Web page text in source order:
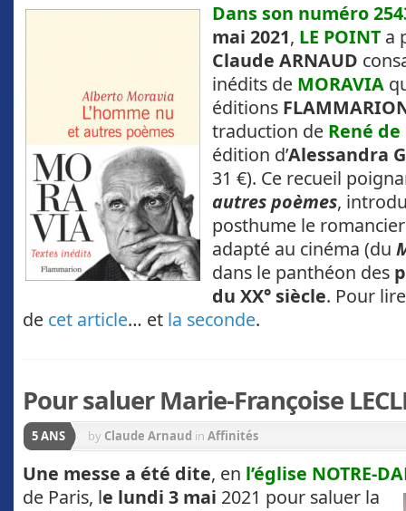
Dans son numéro
mai 2021, LE POINT a
Claude ARNAUD
inédits de MORAVIA
éditions
traduction de René de
édition d’Alessandra
31 €). Ce recueil
autres poèmes,
posthume le
adapté au cinéma (du
dans le panthéon des
du XX° siècle. Pour
de cet article… et la seconde.
Pour saluer Marie-Françoise
5 ANS by Claude Arnaud in Affinités
Une messe a été dite, en l’église NOTRE-
de Paris, le lundi 3 mai 2021 pour saluer la